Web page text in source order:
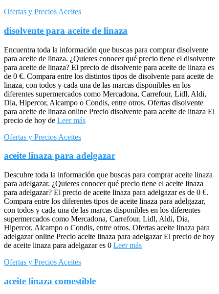
Ofertas y Precios Aceites
disolvente para aceite de linaza
Encuentra toda la información que buscas para comprar disolvente
para aceite de linaza. ¿Quieres conocer qué precio tiene el disolvente
para aceite de linaza? El precio de disolvente para aceite de linaza es
de 0 €. Compara entre los distintos tipos de disolvente para aceite de
linaza, con todos y cada una de las marcas disponibles en los
diferentes supermercados como Mercadona, Carrefour, Lidl, Aldi,
Dia, Hipercor, Alcampo o Condis, entre otros. Ofertas disolvente
para aceite de linaza online Precio disolvente para aceite de linaza El
precio de hoy de Leer más
Ofertas y Precios Aceites
aceite linaza para adelgazar
Descubre toda la información que buscas para comprar aceite linaza
para adelgazar. ¿Quieres conocer qué precio tiene el aceite linaza
para adelgazar? El precio de aceite linaza para adelgazar es de 0 €.
Compara entre los diferentes tipos de aceite linaza para adelgazar,
con todos y cada una de las marcas disponibles en los diferentes
supermercados como Mercadona, Carrefour, Lidl, Aldi, Dia,
Hipercor, Alcampo o Condis, entre otros. Ofertas aceite linaza para
adelgazar online Precio aceite linaza para adelgazar El precio de hoy
de aceite linaza para adelgazar es 0 Leer más
Ofertas y Precios Aceites
aceite linaza comestible